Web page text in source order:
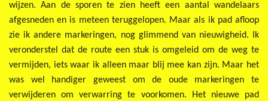
wijzen. Aan de sporen te zien heeft een aantal wandelaars
afgesneden en is meteen teruggelopen. Maar als ik pad afloop
zie ik andere markeringen, nog glimmend van nieuwigheid. Ik
veronderstel dat de route een stuk is omgeleid om de weg te
vermijden, iets waar ik alleen maar blij mee kan zijn. Maar het
was wel handiger geweest om de oude markeringen te
verwijderen om verwarring te voorkomen. Het nieuwe pad